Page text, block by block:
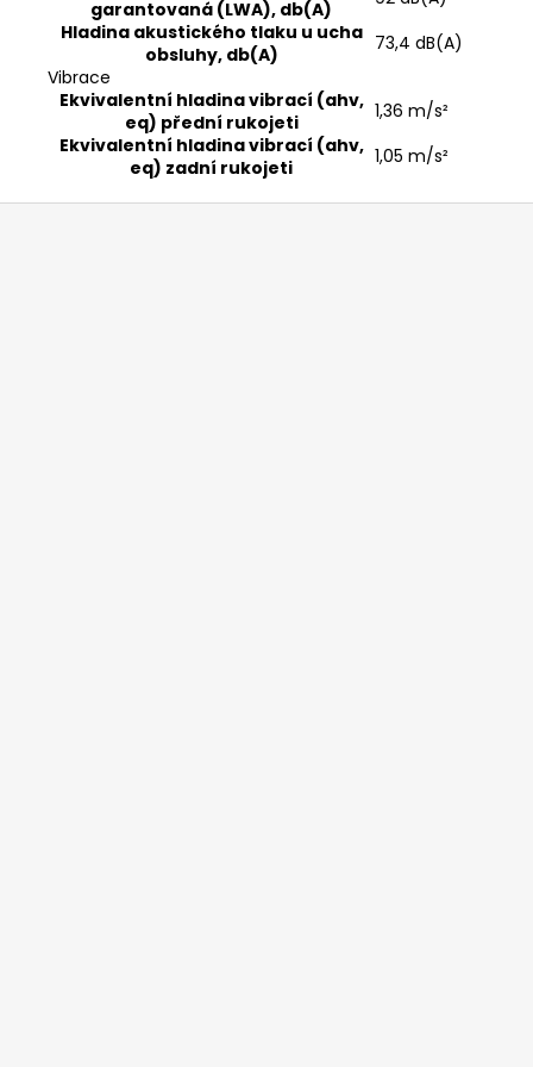
garantovaná (LWA), db(A)
Hladina akustického tlaku u ucha
obsluhy, db(A)
73,4 dB(A)
Vibrace
Ekvivalentní hladina vibrací (ahv,
eq) přední rukojeti
1,36 m/s²
Ekvivalentní hladina vibrací (ahv,
eq) zadní rukojeti
1,05 m/s²
Z